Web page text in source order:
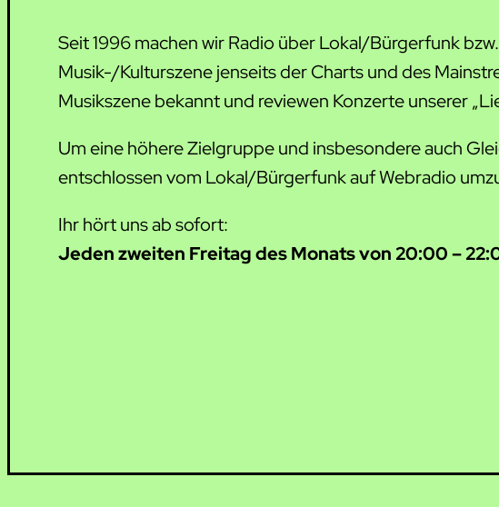
Seit 1996 machen wir Radio über Lokal/Bürgerfunk
Musik-/Kulturszene jenseits der Charts und des
Musikszene bekannt und reviewen Konzerte unserer
Um eine höhere Zielgruppe und insbesondere auch
entschlossen vom Lokal/Bürgerfunk auf Webradio
Ihr hört uns ab sofort:
Jeden zweiten Freitag des Monats von 20:00 –